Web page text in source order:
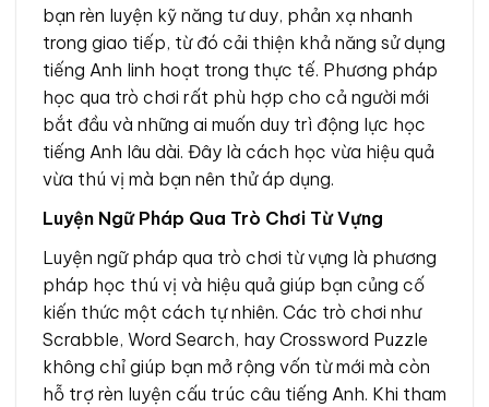
bạn rèn luyện kỹ năng tư duy, phản xạ nhanh
trong giao tiếp, từ đó cải thiện khả năng sử dụng
tiếng Anh linh hoạt trong thực tế. Phương pháp
học qua trò chơi rất phù hợp cho cả người mới
bắt đầu và những ai muốn duy trì động lực học
tiếng Anh lâu dài. Đây là cách học vừa hiệu quả
vừa thú vị mà bạn nên thử áp dụng.
Luyện Ngữ Pháp Qua Trò Chơi Từ Vựng
Luyện ngữ pháp qua trò chơi từ vựng là phương
pháp học thú vị và hiệu quả giúp bạn củng cố
kiến thức một cách tự nhiên. Các trò chơi như
Scrabble, Word Search, hay Crossword Puzzle
không chỉ giúp bạn mở rộng vốn từ mới mà còn
hỗ trợ rèn luyện cấu trúc câu tiếng Anh. Khi tham